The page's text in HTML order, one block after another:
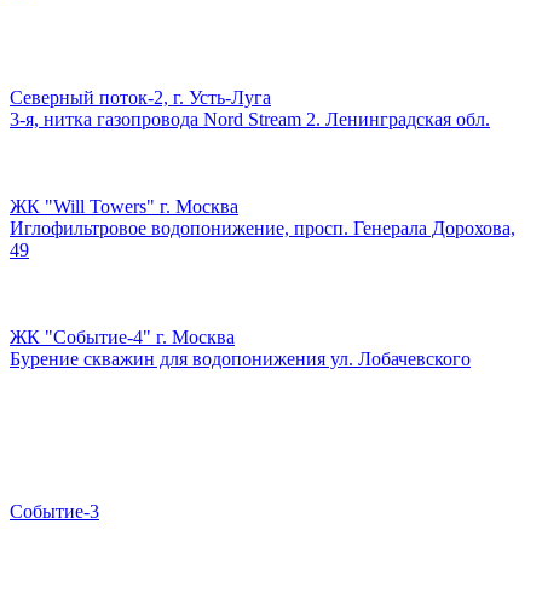
Северный поток-2, г. Усть-Луга
3-я, нитка газопровода Nord Stream 2. Ленинградская обл.
ЖК "Will Towers" г. Москва
Иглофильтровое водопонижение, просп. Генерала Дорохова,
49
ЖК "Событие-4" г. Москва
Бурение скважин для водопонижения ул. Лобачевского
Событие-3